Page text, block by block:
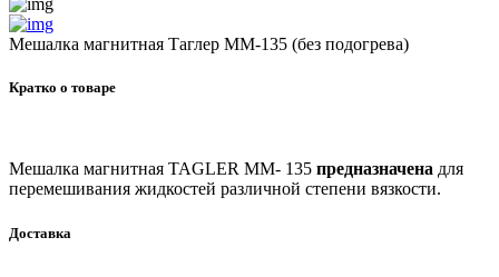
Мешалка магнитная Таглер ММ-135 (без подогрева)
Кратко о товаре
Мешалка магнитная TAGLER ММ- 135 предназначена для
перемешивания жидкостей различной степени вязкости.
Доставка